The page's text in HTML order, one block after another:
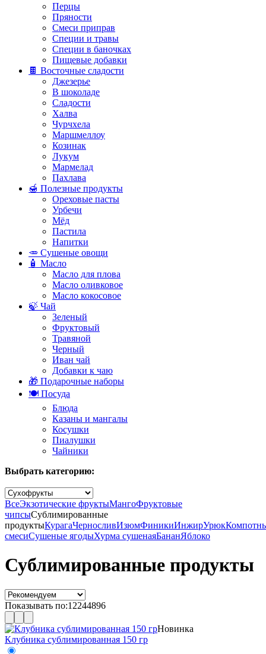
Перцы
Пряности
Смеси приправ
Специи и травы
Специи в баночках
Пищевые добавки
🍫 Восточные сладости
Джезерье
В шоколаде
Сладости
Халва
Чурчхела
Маршмеллоу
Козинак
Лукум
Мармелад
Пахлава
🍯 Полезные продукты
Ореховые пасты
Урбечи
Мёд
Пастила
Напитки
🥕 Сушеные овощи
🧴 Масло
Масло для плова
Масло оливковое
Масло кокосовое
🍃 Чай
Зеленый
Фруктовый
Травяной
Черный
Иван чай
Добавки к чаю
🎁 Подарочные наборы
🍽️ Посуда
Блюда
Казаны и мангалы
Косушки
Пиалушки
Чайники
Выбрать категорию:
ВсеЭкзотические фруктыМангоФруктовые
чипсыСублимированные
продуктыКурагаЧерносливИзюмФиникиИнжирУрюк
смесиСушеные ягодыХурма сушенаяБананЯблоко
Сублимированные продукты
Показывать по:12244896
Новинка
Клубника сублимированная 150 гр